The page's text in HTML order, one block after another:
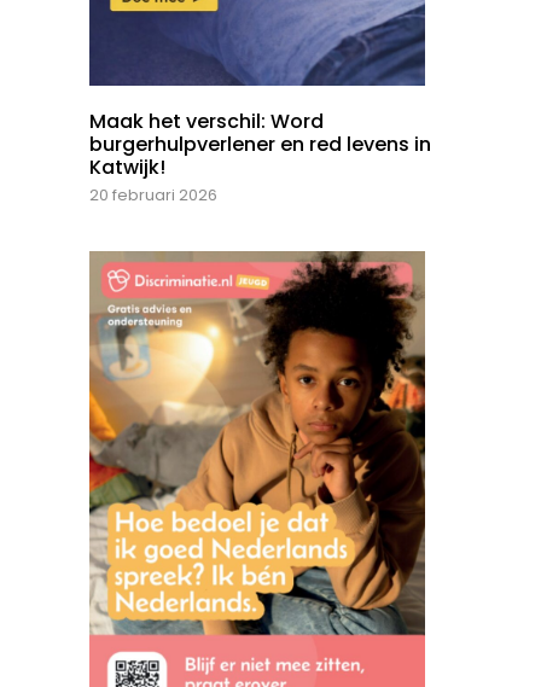
Maak het verschil: Word
burgerhulpverlener en red levens in
Katwijk!
20 februari 2026